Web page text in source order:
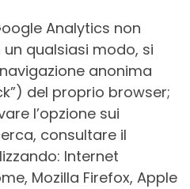
Analytics non
qualsiasi modo, si
anonima
del proprio browser;
l’opzione sui
consultare il
Internet
Mozilla Firefox, Apple